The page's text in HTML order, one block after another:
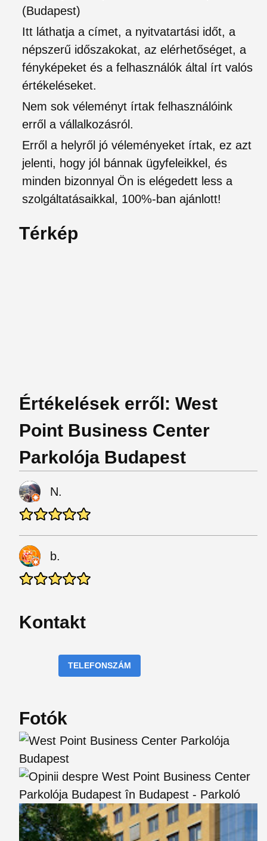
(Budapest)
Itt láthatja a címet, a nyitvatartási időt, a
népszerű időszakokat, az elérhetőséget, a
fényképeket és a felhasználók által írt valós
értékeléseket.
Nem sok véleményt írtak felhasználóink
erről a vállalkozásról.
Erről a helyről jó véleményeket írtak, ez azt
jelenti, hogy jól bánnak ügyfeleikkel, és
minden bizonnyal Ön is elégedett less a
szolgáltatásaikkal, 100%-ban ajánlott!
Térkép
Értékelések erről: West
Point Business Center
Parkolója Budapest
N.
b.
Kontakt
TELEFONSZÁM
Fotók